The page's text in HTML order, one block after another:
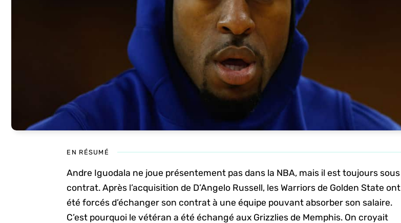
EN RÉSUMÉ
Andre Iguodala ne joue présentement pas dans la NBA, mais il est toujours sous
contrat. Après l’acquisition de D’Angelo Russell, les Warriors de Golden State ont
été forcés d’échanger son contrat à une équipe pouvant absorber son salaire.
C’est pourquoi le vétéran a été échangé aux Grizzlies de Memphis. On croyait